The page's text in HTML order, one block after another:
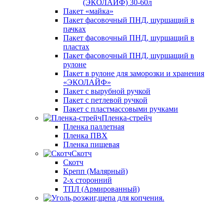
(ЭКОЛАЙФ) 30-60л
Пакет «майка»
Пакет фасовочный ПНД, шуршащий в
пачках
Пакет фасовочный ПНД, шуршащий в
пластах
Пакет фасовочный ПНД, шуршащий в
рулоне
Пакет в рулоне для заморозки и хранения
«ЭКОЛАЙФ»
Пакет с вырубной ручкой
Пакет с петлевой ручкой
Пакет с пластмассовыми ручками
Пленка-стрейч
Пленка паллетная
Пленка ПВХ
Пленка пищевая
Скотч
Скотч
Крепп (Малярный)
2-х сторонний
ТПЛ (Армированный)